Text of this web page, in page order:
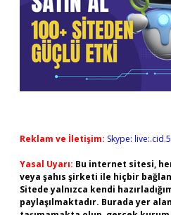
Reklam ve İletişim: Skype:
Yasal Uyarı: Bu internet sitesi,
veya şahıs şirketi ile hiçbir
Sitede yalnızca kendi
paylaşılmaktadır. Burada yer